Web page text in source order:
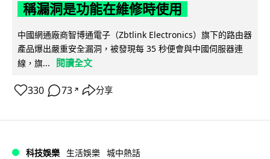
稱漏洞是功能在維修時使用
中國網通廠商智博通電子（Zbtlink Electronics）旗下的路由器
產品爆出嚴重安全漏洞，被發現每 35 秒便會與中國伺服器連
線，旗...
閱讀全文
330 73 ↗ 分享
科技娛樂 生活娛樂 城中熱話